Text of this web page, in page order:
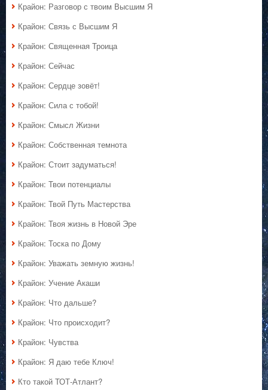
Крайон: Разговор с твоим Высшим Я
Крайон: Связь с Высшим Я
Крайон: Священная Троица
Крайон: Сейчас
Крайон: Сердце зовёт!
Крайон: Сила с тобой!
Крайон: Смысл Жизни
Крайон: Собственная темнота
Крайон: Стоит задуматься!
Крайон: Твои потенциалы
Крайон: Твой Путь Мастерства
Крайон: Твоя жизнь в Новой Эре
Крайон: Тоска по Дому
Крайон: Уважать земную жизнь!
Крайон: Учение Акаши
Крайон: Что дальше?
Крайон: Что происходит?
Крайон: Чувства
Крайон: Я даю тебе Ключ!
Кто такой ТОТ-Атлант?